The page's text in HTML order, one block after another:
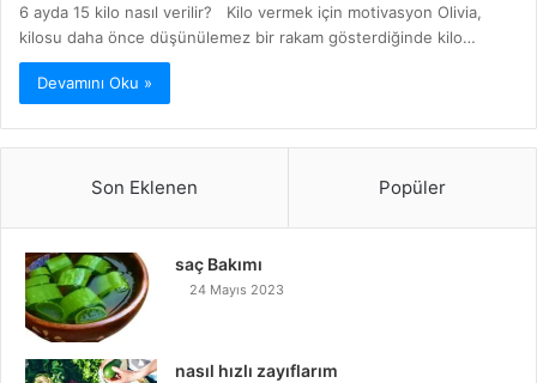
6 ayda 15 kilo nasıl verilir? Kilo vermek için motivasyon Olivia,
kilosu daha önce düşünülemez bir rakam gösterdiğinde kilo…
Devamını Oku »
Son Eklenen Popüler
saç Bakımı
24 Mayıs 2023
nasıl hızlı zayıflarım